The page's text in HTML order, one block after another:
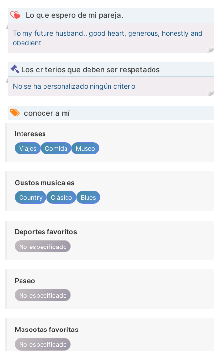
Lo que espero de mi pareja.
To my future husband.. good heart, generous, honestly and
obedient
Los criterios que deben ser respetados
No se ha personalizado ningún criterio
conocer a mí
Intereses
Viajes Comida Museo
Gustos musicales
Country Clásico Blues
Deportes favoritos
No especificado
Paseo
No especificado
Mascotas favoritas
No especificado